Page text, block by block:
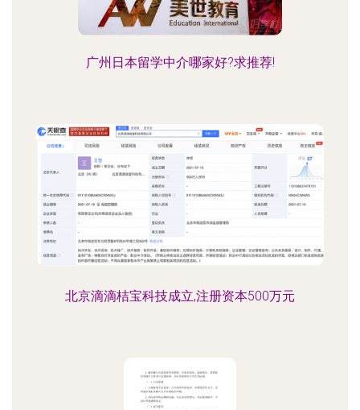
广州日本留学中介哪家好?求推荐!
北京滴滴桔宝科技成立,注册资本500万元